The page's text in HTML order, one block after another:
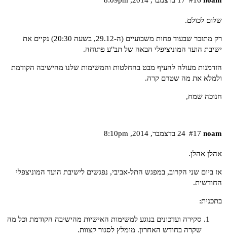
שלום לכולם.
רק מתזכר שבעוד פחות משבועיים (ה-29.12, בשעה 20:30) נקיים את
ישיבת הועד המוניציפלי הבאה של תב"ע פתוחה.
הזדמנות מעולה להעיף מבט בהחלטות והמשימות שלנו מהישיבה הקודמת
ולמלא את מה שטרם קרה.
חנוכה שמח,
noam 24 בדצמבר,‏ 2014,‏ 8:10pm #17
אהלן אהלן.
אז ביום שני הקרוב, במפגש התל-אביבי, נפגשים לישיבת הועד המוניצפלי
החודשית.
בתכנית:
סקירה ועדכונים בנוגע למשימות האישיות מהישיבה הקודמת וכל מה
שקרה בחודש האחרון. מומלץ לסגור קצוות.